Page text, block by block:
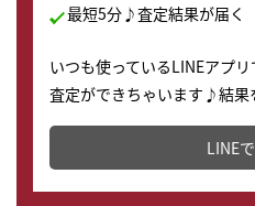
最短5分♪査定結果が届く
いつも使っているLINEアプ
査定ができちゃいます♪結果
どこからでもすぐに査定金
LINE